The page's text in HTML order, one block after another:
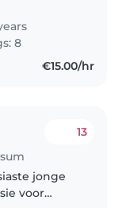
or
a driver's
I..
8
€15.00/hr
13
jonge
voor